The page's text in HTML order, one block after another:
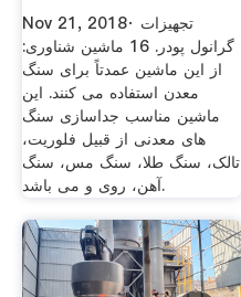
Nov 21, 2018· تجهیزات
گرانول پودر. 16 ماشین شناوری:
از این ماشین عمدتاً برای سنگ
معدن استفاده می کنند. این
ماشین مناسب جداسازی سنگ
های معدنی از قبیل فلوریت،
تالک، سنگ طلا، سنگ مس، سنگ
آهن، روی و می باشد.